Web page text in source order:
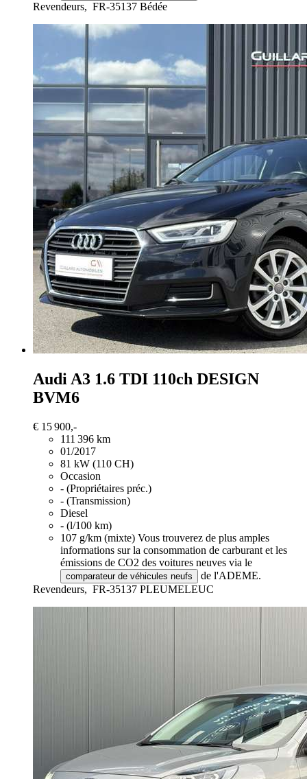
Revendeurs, FR-35137 Bédée
Audi A3 1.6 TDI 110ch DESIGN
BVM6
€ 15 900,-
111 396 km
01/2017
81 kW (110 CH)
Occasion
- (Propriétaires préc.)
- (Transmission)
Diesel
- (l/100 km)
107 g/km (mixte) Vous trouverez de plus amples
informations sur la consommation de carburant et les
émissions de CO2 des voitures neuves via le
comparateur de véhicules neufs
de l'ADEME.
Revendeurs, FR-35137 PLEUMELEUC